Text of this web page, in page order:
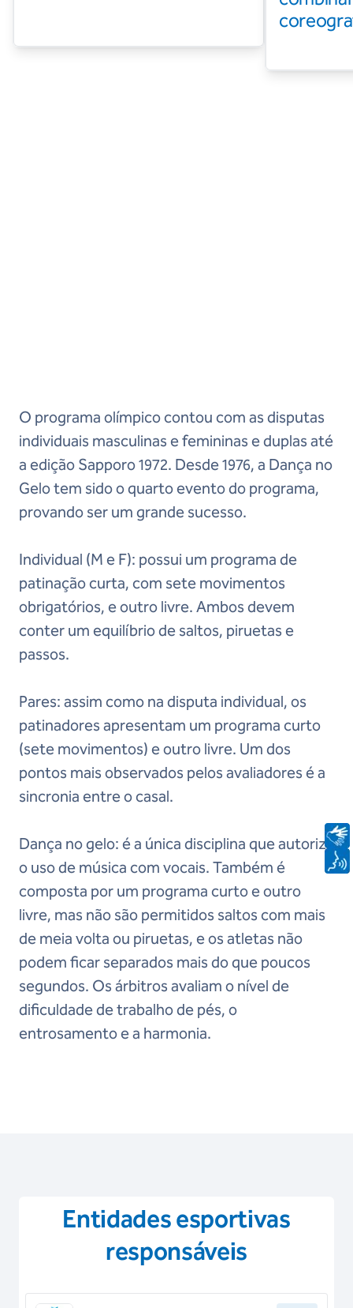
O programa olímpico contou com as disputas
individuais masculinas e femininas e duplas até
a edição Sapporo 1972. Desde 1976, a Dança no
Gelo tem sido o quarto evento do programa,
provando ser um grande sucesso.
Individual (M e F): possui um programa de
patinação curta, com sete movimentos
obrigatórios, e outro livre. Ambos devem
conter um equilíbrio de saltos, piruetas e
passos.
Pares: assim como na disputa individual, os
patinadores apresentam um programa curto
(sete movimentos) e outro livre. Um dos
pontos mais observados pelos avaliadores é a
sincronia entre o casal.
Dança no gelo: é a única disciplina que autoriza
o uso de música com vocais. Também é
composta por um programa curto e outro
livre, mas não são permitidos saltos com mais
de meia volta ou piruetas, e os atletas não
podem ficar separados mais do que poucos
segundos. Os árbitros avaliam o nível de
dificuldade de trabalho de pés, o
entrosamento e a harmonia.
Entidades esportivas
responsáveis